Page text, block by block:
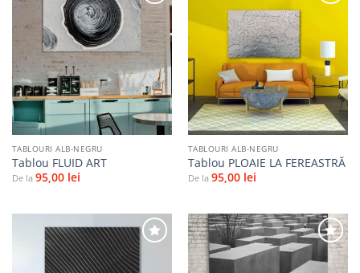
Adaugă
la
favorite
TABLOURI ALB-NEGRU
Tablou FLUID ART
De la 95,00 lei
Adaugă
la
favorite
TABLOURI ALB-NEGRU
Tablou PLOAIE LA FEREASTRĂ
De la 95,00 lei